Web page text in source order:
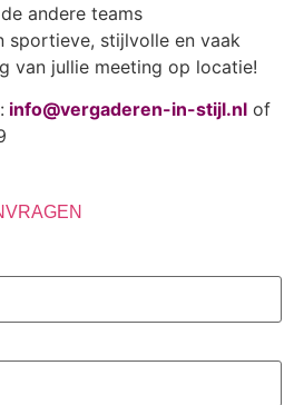
andere teams
sportieve, stijlvolle en vaak
van jullie meeting op locatie!
info@vergaderen-in-stijl.nl of